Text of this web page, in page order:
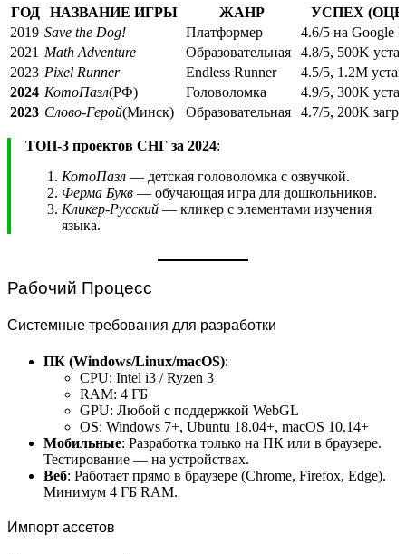
ГОД НАЗВАНИЕ ИГРЫ ЖАНР
УСПЕХ
2019 Save the Dog! Платформер
4.6/5 на Google
2021 Math Adventure Образовательная
4.8/5, 500K
2023 Pixel Runner Endless Runner
4.5/5, 1.2M
2024 КотоПазл(РФ) Головоломка
4.9/5, 300K
2023 Слово-Герой(Минск) Образовательная 4.7/5, 200K
ТОП-3 проектов СНГ за 2024:
КотоПазл — детская головоломка с озвучкой.
Ферма Букв — обучающая игра для дошкольников.
Кликер-Русский — кликер с элементами изучения
языка.
Рабочий Процесс
Системные требования для разработки
ПК (Windows/Linux/macOS):
CPU: Intel i3 / Ryzen 3
RAM: 4 ГБ
GPU: Любой с поддержкой WebGL
OS: Windows 7+, Ubuntu 18.04+, macOS 10.14+
Мобильные: Разработка только на ПК или в браузере.
Тестирование — на устройствах.
Веб: Работает прямо в браузере (Chrome, Firefox, Edge).
Минимум 4 ГБ RAM.
Импорт ассетов